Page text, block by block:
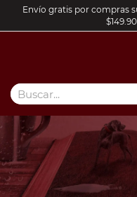
Envío gratis por compras